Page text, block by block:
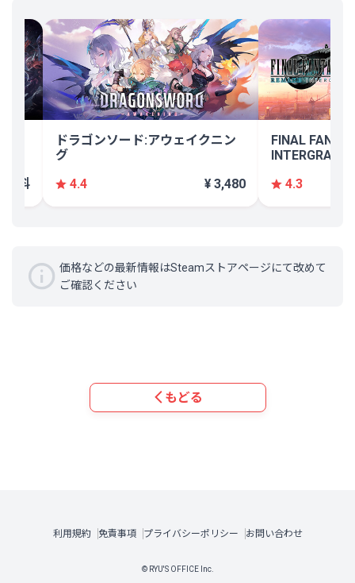
無料
ドラゴンソード:アウェイクニン
グ
4.4
¥ 3,480
FINAL
INTERGRADE
4.3
価格などの最新情報はSteamストアページにて改めて
ご確認ください
もどる
利用規約 免責事項 プライバシーポリシー お問い合わせ
© RYU'S OFFICE Inc.